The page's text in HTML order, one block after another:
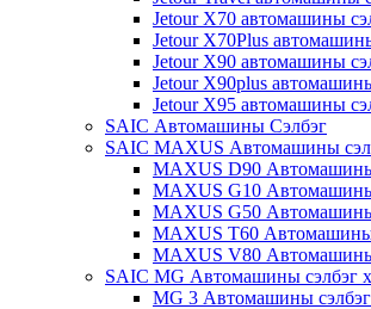
Jetour X70 автомашины
Jetour X70Plus
Jetour X90 автомашины
Jetour X90plus
Jetour X95 автомашины
SAIC Автомашины Сэлбэг
SAIC MAXUS Автомашины
MAXUS D90 Автомашины
MAXUS G10 Автомашины
MAXUS G50 Автомашины
MAXUS T60 Автомашины
MAXUS V80 Автомашины
SAIC MG Автомашины сэлбэг
MG 3 Автомашины сэлбэг